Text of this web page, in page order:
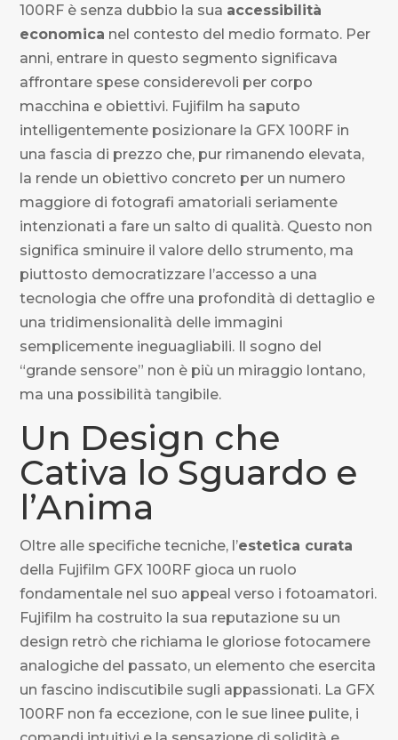
100RF è senza dubbio la sua accessibilità
economica nel contesto del medio formato. Per
anni, entrare in questo segmento significava
affrontare spese considerevoli per corpo
macchina e obiettivi. Fujifilm ha saputo
intelligentemente posizionare la GFX 100RF in
una fascia di prezzo che, pur rimanendo elevata,
la rende un obiettivo concreto per un numero
maggiore di fotografi amatoriali seriamente
intenzionati a fare un salto di qualità. Questo non
significa sminuire il valore dello strumento, ma
piuttosto democratizzare l’accesso a una
tecnologia che offre una profondità di dettaglio e
una tridimensionalità delle immagini
semplicemente ineguagliabili. Il sogno del
“grande sensore” non è più un miraggio lontano,
ma una possibilità tangibile.
Un Design che
Cativa lo Sguardo e
l’Anima
Oltre alle specifiche tecniche, l’estetica curata
della Fujifilm GFX 100RF gioca un ruolo
fondamentale nel suo appeal verso i fotoamatori.
Fujifilm ha costruito la sua reputazione su un
design retrò che richiama le gloriose fotocamere
analogiche del passato, un elemento che esercita
un fascino indiscutibile sugli appassionati. La GFX
100RF non fa eccezione, con le sue linee pulite, i